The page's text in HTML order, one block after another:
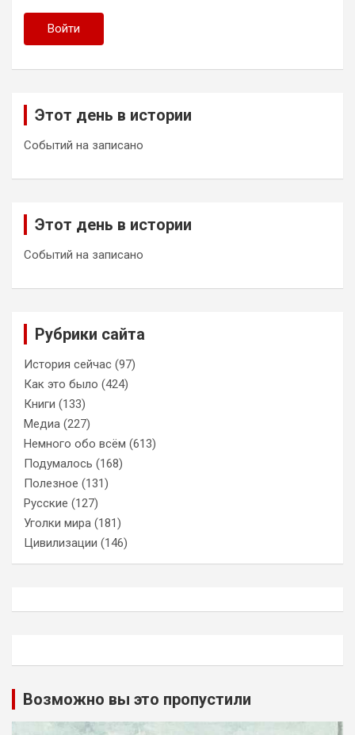
Войти
Этот день в истории
Событий на записано
Этот день в истории
Событий на записано
Рубрики сайта
История сейчас (97)
Как это было (424)
Книги (133)
Медиа (227)
Немного обо всём (613)
Подумалось (168)
Полезное (131)
Русские (127)
Уголки мира (181)
Цивилизации (146)
Возможно вы это пропустили